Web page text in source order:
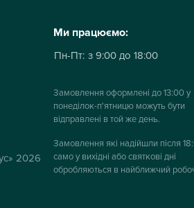
2026
Ми працюємо:
Пн-Пт: з 9:00 до 18:00
Замовлення оформлені до 13:00 у
понеділок-п'ятницю можуть бути
відправлені в той же день.
Замовлення які надійшли після
само у вихідні або святкові дні
обробляються в найближчий